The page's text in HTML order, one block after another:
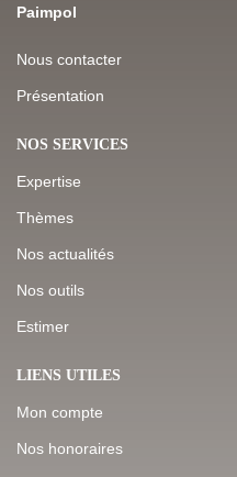
Paimpol
Nous contacter
Présentation
NOS SERVICES
Expertise
Thèmes
Nos actualités
Nos outils
Estimer
LIENS UTILES
Mon compte
Nos honoraires